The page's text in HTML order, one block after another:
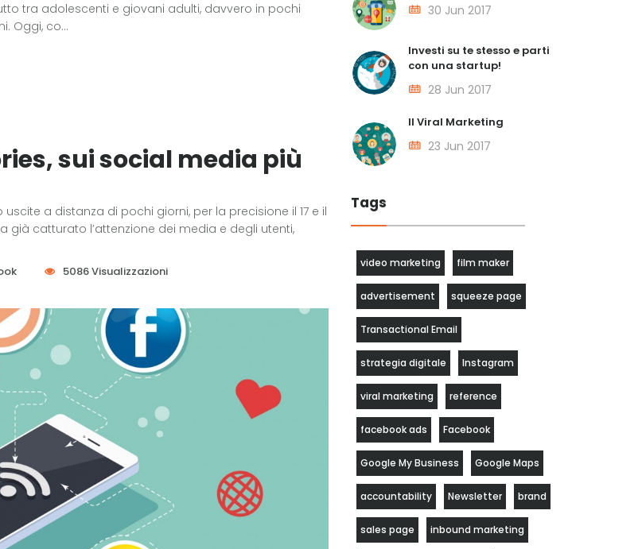
tra adolescenti e giovani adulti, davvero in pochi
Oggi, co...
sui social media più
a distanza di pochi giorni, per la precisione il 17 e il
già catturato l’attenzione dei media e degli utenti,
5086 Visualizzazioni
30 Jun 2017
Investi su te stesso e parti
con una startup!
28 Jun 2017
Il Viral Marketing
23 Jun 2017
Tags
video marketing film maker
advertisement squeeze page
Transactional Email
strategia digitale Instagram
viral marketing reference
facebook ads Facebook
Google My Business Google Maps
accountability Newsletter brand
sales page inbound marketing